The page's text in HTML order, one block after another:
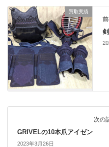
買取実績
次の
GRIVELの10本爪アイゼン
2023年3月26日